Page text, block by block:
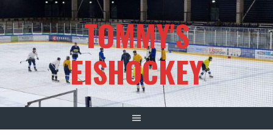
zum
Inhalt
TOMMY'S
EISHOCKEY